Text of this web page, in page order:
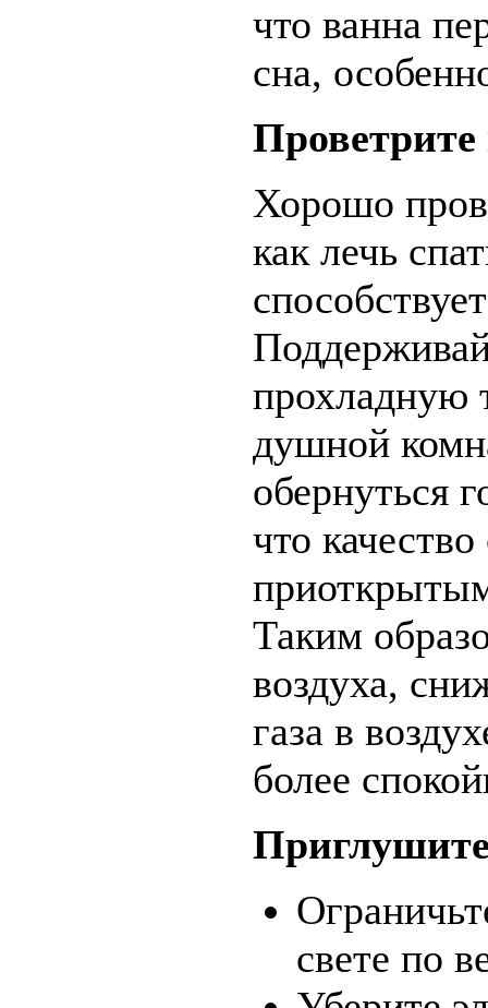
что ванна
сна,
Проветрите
Хорошо
как лечь
прохладную
душной
обернуться
что
Таким
воздуха,
газа в
более
свете по